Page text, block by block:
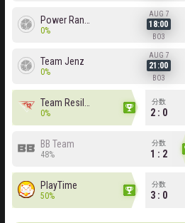
0%
AUG 7
18:00
BO3
Team Jenz
0%
AUG 7
21:00
BO3
0%
分数
2 : 0
BB Team
48%
分数
1 : 2
PlayTime
50%
分数
3 : 0